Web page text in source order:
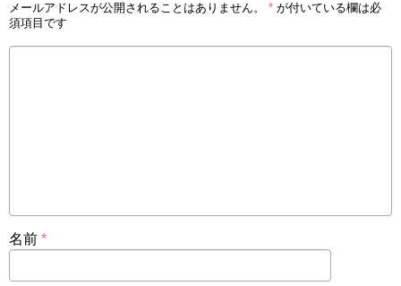
メールアドレスが公開されることはありません。 * が付いている欄は必
須項目です
名前 *